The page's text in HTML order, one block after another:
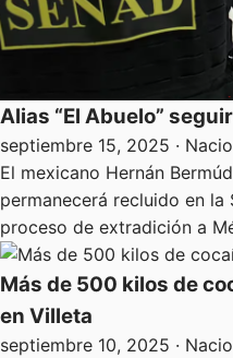
Alias “El Abuelo”
septiembre 15, 2025 ·
El mexicano Hernán
permanecerá recluido en la
proceso de extradición a
Más de 500 kilos de
en Villeta
septiembre 10, 2025 ·